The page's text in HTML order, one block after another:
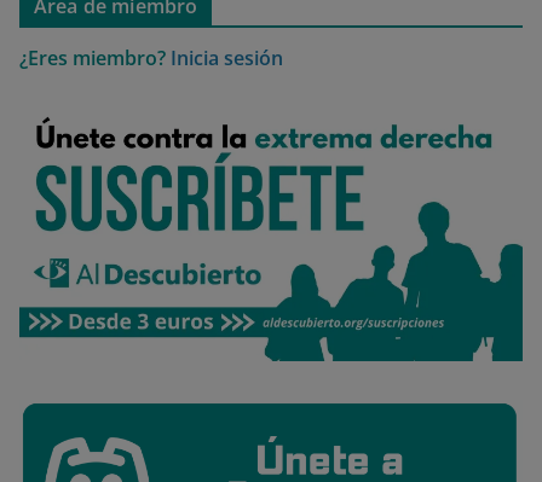
Área de miembro
¿Eres miembro? Inicia sesión